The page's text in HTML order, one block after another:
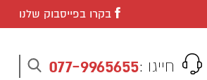
בקרו בפייסבוק שלנו
חייגו :077-9965655